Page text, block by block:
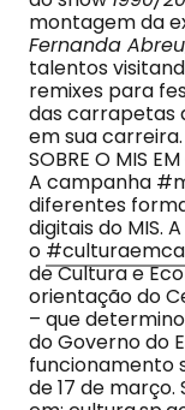
montagem da
Fernanda Abreu
talentos
remixes para
das carrapetas
em sua carreira.
SOBRE O MIS
A campanha
diferentes
digitais do MIS.
o
de Cultura e
orientação do
– que
do Governo do
funcionamento
de 17 de março.